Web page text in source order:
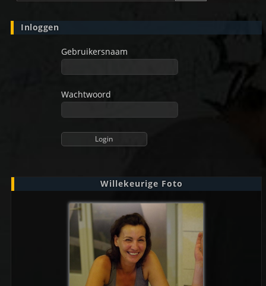
Inloggen
Gebruikersnaam
Wachtwoord
Willekeurige Foto